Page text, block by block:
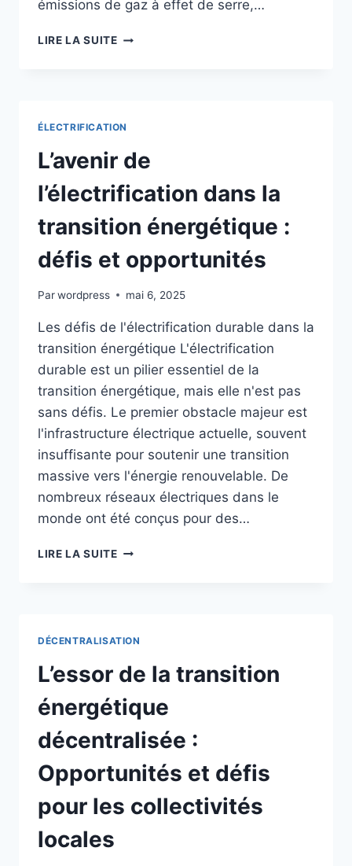
émissions de gaz à effet de serre,…
LIRE LA SUITEL’IMPACT
DÉFIS
ET
OPPORTUNITÉS
ÉLECTRIFICATION
L’avenir de
l’électrification dans la
transition énergétique :
défis et opportunités
Parwordpress mai 6, 2025
Les défis de l'électrification durable dans la
transition énergétique L'électrification
durable est un pilier essentiel de la
transition énergétique, mais elle n'est pas
sans défis. Le premier obstacle majeur est
l'infrastructure électrique actuelle, souvent
insuffisante pour soutenir une transition
massive vers l'énergie renouvelable. De
nombreux réseaux électriques dans le
monde ont été conçus pour des…
LIRE LA SUITEL’AVENIR
DÉFIS
ET
OPPORTUNITÉS
DÉCENTRALISATION
L’essor de la transition
énergétique
décentralisée :
Opportunités et défis
pour les collectivités
locales